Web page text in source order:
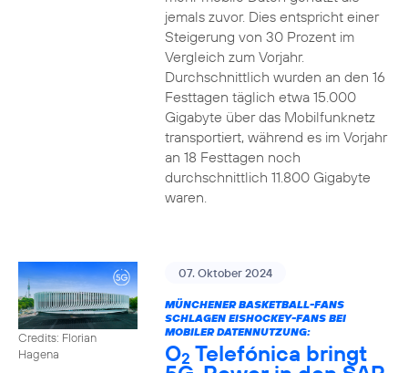
jemals zuvor. Dies entspricht einer
Steigerung von 30 Prozent im
Vergleich zum Vorjahr.
Durchschnittlich wurden an den 16
Festtagen täglich etwa 15.000
Gigabyte über das Mobilfunknetz
transportiert, während es im Vorjahr
an 18 Festtagen noch
durchschnittlich 11.800 Gigabyte
waren.
Credits: Florian
Hagena
07. Oktober 2024
MÜNCHENER BASKETBALL-FANS
SCHLAGEN EISHOCKEY-FANS BEI
MOBILER DATENNUTZUNG:
O2 Telefónica bringt